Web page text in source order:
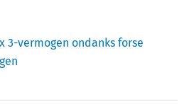
3-vermogen ondanks forse